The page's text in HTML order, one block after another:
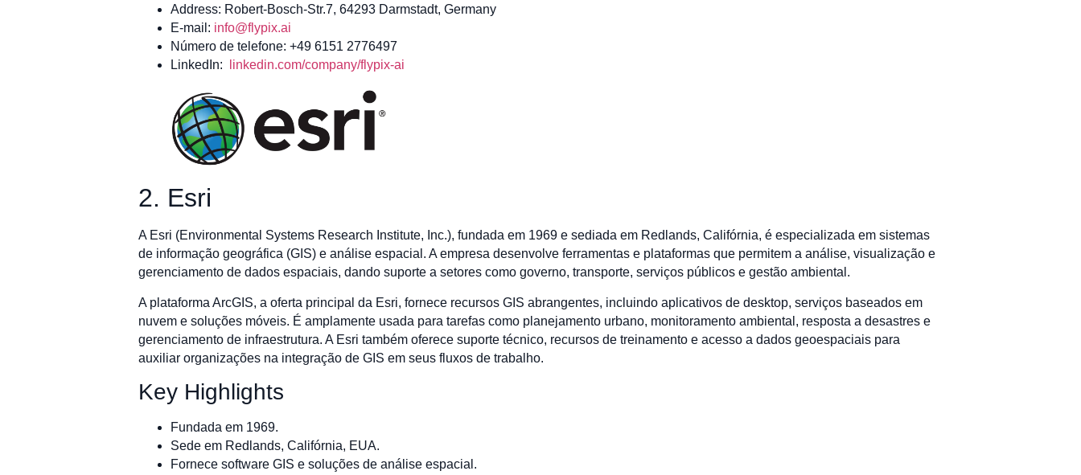
Address: Robert-Bosch-Str.7, 64293 Darmstadt, Germany
E-mail: info@flypix.ai
Número de telefone: +49 6151 2776497
LinkedIn:
linkedin.com/company/flypix-ai
2. Esri
A Esri (Environmental Systems Research Institute, Inc.), fundada em 1969 e sediada em Redlands, Califórnia, é especializada em sistemas
de informação geográfica (GIS) e análise espacial. A empresa desenvolve ferramentas e plataformas que permitem a análise, visualização e
gerenciamento de dados espaciais, dando suporte a setores como governo, transporte, serviços públicos e gestão ambiental.
A plataforma ArcGIS, a oferta principal da Esri, fornece recursos GIS abrangentes, incluindo aplicativos de desktop, serviços baseados em
nuvem e soluções móveis. É amplamente usada para tarefas como planejamento urbano, monitoramento ambiental, resposta a desastres e
gerenciamento de infraestrutura. A Esri também oferece suporte técnico, recursos de treinamento e acesso a dados geoespaciais para
auxiliar organizações na integração de GIS em seus fluxos de trabalho.
Key Highlights
Fundada em 1969.
Sede em Redlands, Califórnia, EUA.
Fornece software GIS e soluções de análise espacial.